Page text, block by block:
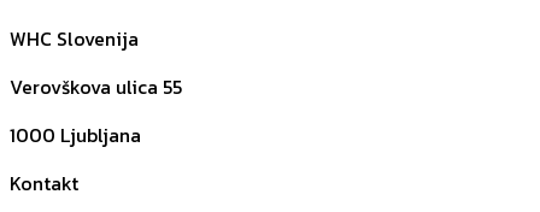
WHC Slovenija
Verovškova ulica 55
1000 Ljubljana
Kontakt